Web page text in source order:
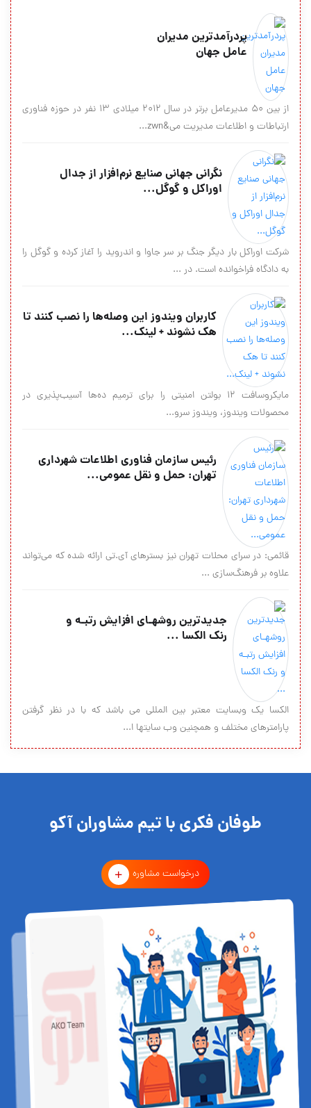
پردرآمدترین مدیران
عامل جهان
از بین ۵۰ مدیرعامل برتر در سال ۲۰۱۲ میلادی ۱۳ نفر در حوزه فناوری
ارتباطات و اطلاعات مدیریت می&zwn...
نگرانی جهانی صنایع نرم‌افزار از جدال
اوراکل و گوگل...
شرکت اوراکل بار دیگر جنگ بر سر جاوا و اندروید را آغاز کرده و گوگل را
به دادگاه فراخوانده است. در ...
کاربران ویندوز این وصله‌ها را نصب کنند تا
هک نشوند + لینک...
مایکروسافت 12 بولتن امنیتی را برای ترمیم ده‌ها آسیب‌پذیری در
محصولات ویندوز، ویندوز سرو...
رئیس سازمان فناوری اطلاعات شهرداری
تهران: حمل و نقل عمومی...
قائمی: در سرای محلات تهران نیز بسترهای آی.تی ارائه شده که می‌تواند
علاوه بر فرهنگ‌سازی ...
جدیدترین روشهـای افزایش رتبـه و
رنک الکسا ...
الکسا یک وبسایت معتبر بین المللی می باشد که با در نظر گرفتن
پارامترهای مختلف و همچنین وب سایتها ا...
طوفان فکری با تیم مشاوران آکو
درخواست مشاوره